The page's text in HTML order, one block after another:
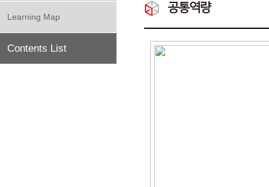
Learning Map
Contents List
공통역량